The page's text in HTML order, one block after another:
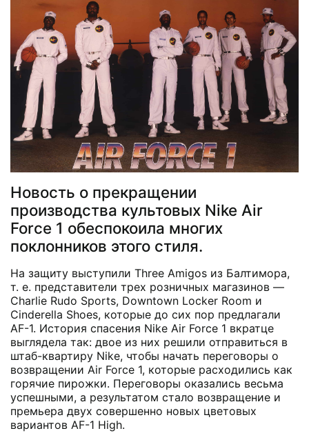
Новость о прекращении
производства культовых Nike Air
Force 1 обеспокоила многих
поклонников этого стиля.
На защиту выступили Three Amigos из Балтимора,
т. е. представители трех розничных магазинов —
Charlie Rudo Sports, Downtown Locker Room и
Cinderella Shoes, которые до сих пор предлагали
AF-1. История спасения Nike Air Force 1 вкратце
выглядела так: двое из них решили отправиться в
штаб-квартиру Nike, чтобы начать переговоры о
возвращении Air Force 1, которые расходились как
горячие пирожки. Переговоры оказались весьма
успешными, а результатом стало возвращение и
премьера двух совершенно новых цветовых
вариантов AF-1 High.